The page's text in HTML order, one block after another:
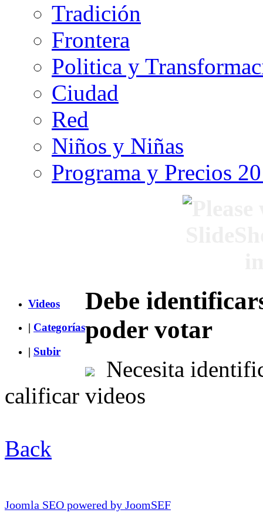
Tradición
Frontera
Politica y
Ciudad
Red
Niños y Niñas
Programa y Precios
Videos
| Categorías
| Subir
Debe
poder votar
Necesita
calificar videos
Back
Joomla SEO powered by JoomSEF